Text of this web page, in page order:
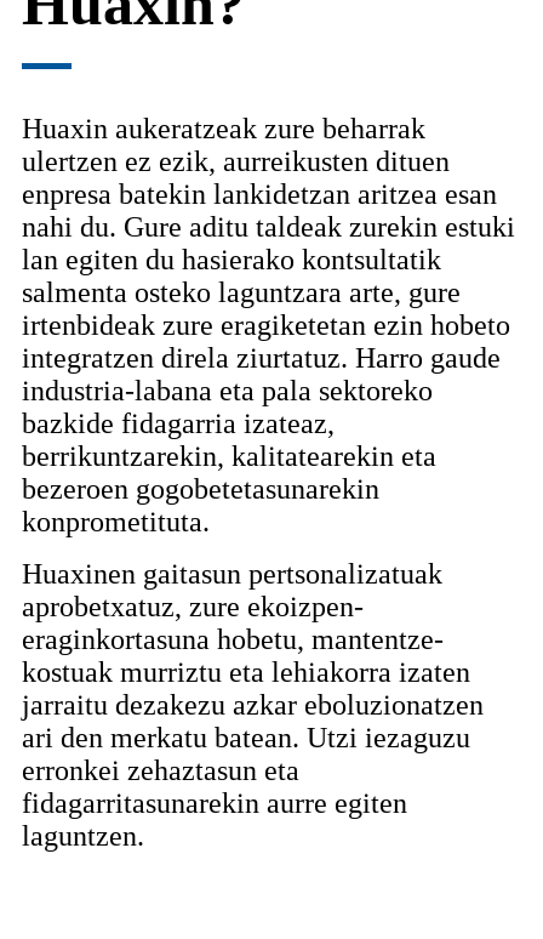
Huaxin aukeratzeak zure beharrak
ulertzen ez ezik, aurreikusten dituen
enpresa batekin lankidetzan aritzea esan
nahi du. Gure aditu taldeak zurekin estuki
lan egiten du hasierako kontsultatik
salmenta osteko laguntzara arte, gure
irtenbideak zure eragiketetan ezin hobeto
integratzen direla ziurtatuz. Harro gaude
industria-labana eta pala sektoreko
bazkide fidagarria izateaz,
berrikuntzarekin, kalitatearekin eta
bezeroen gogobetetasunarekin
konprometituta.
Huaxinen gaitasun pertsonalizatuak
aprobetxatuz, zure ekoizpen-
eraginkortasuna hobetu, mantentze-
kostuak murriztu eta lehiakorra izaten
jarraitu dezakezu azkar eboluzionatzen
ari den merkatu batean. Utzi iezaguzu
erronkei zehaztasun eta
fidagarritasunarekin aurre egiten
laguntzen.